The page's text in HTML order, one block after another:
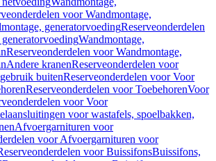
voor Wandmontage,
generatorvoedingReserveonderdelen
Wandmontage,
Reserveonderdelen voor Wandmontage,
Andere kranenReserveonderdelen voor
buitenReserveonderdelen voor Voor
Reserveonderdelen voor ToebehorenVoor
voor Voor
voor wastafels, spoelbakken,
Afvoergarnituren voor
voor Afvoergarnituren voor
voor BuissifonsBuissifons,